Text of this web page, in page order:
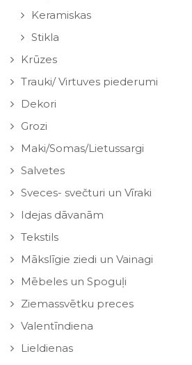
Keramiskas
Stikla
Krūzes
Trauki/ Virtuves piederumi
Dekori
Grozi
Maki/Somas/Lietussargi
Salvetes
Sveces- svečturi un Vīraki
Idejas dāvanām
Tekstils
Mākslīgie ziedi un Vainagi
Mēbeles un Spoguļi
Ziemassvētku preces
Valentīndiena
Lieldienas